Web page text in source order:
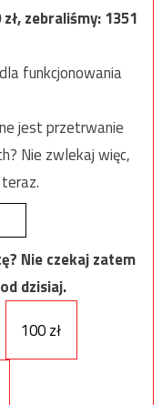
zł, zebraliśmy:1351
funkcjonowania
jest przetrwanie
Nie zwlekaj więc,
Nie czekaj zatem
dzisiaj.
100 zł